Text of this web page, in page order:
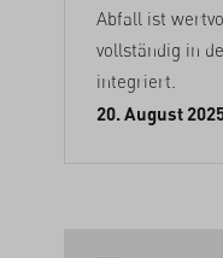
Abfall ist
vollständig in
integriert.
20. August